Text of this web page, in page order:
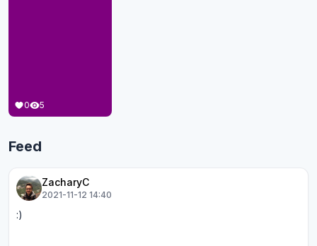
0 5
Feed
ZacharyC
2021-11-12 14:40
:)